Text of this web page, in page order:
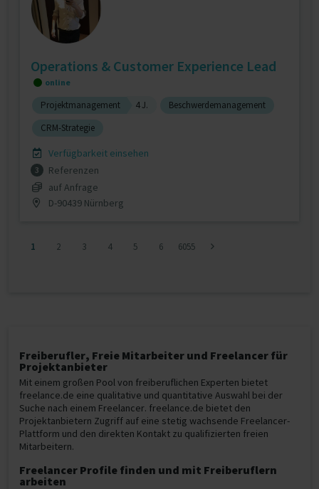
Operations & Customer Experience Lead
online
Projektmanagement 4 J.
Beschwerdemanagement
CRM-Strategie
Verfügbarkeit einsehen
3
Referenzen
auf Anfrage
D-90439 Nürnberg
1 2 3 4 5 6 6055
Freiberufler, Freie Mitarbeiter und Freelancer für
Projektanbieter
Mit einem großen Pool von freiberuflichen Experten bietet
freelance.de eine qualitative und quantitative Auswahl bei der
Suche nach einem Freelancer. freelance.de bietet den
Projektanbietern Zugriff auf eine stetig wachsende Freelancer-
Plattform und den direkten Kontakt zu qualifizierten freien
Mitarbeitern.
Freelancer Profile finden und mit Freiberuflern
arbeiten